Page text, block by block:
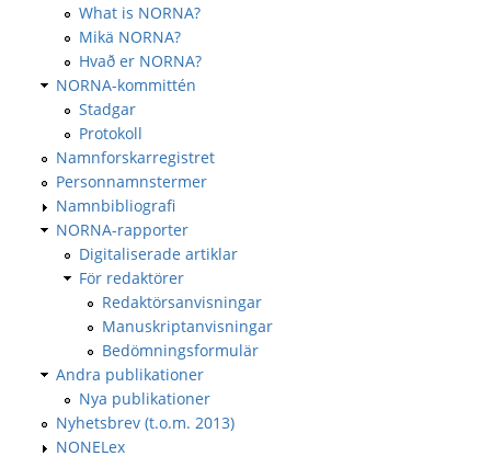
What is NORNA?
Mikä NORNA?
Hvað er NORNA?
NORNA-kommittén
Stadgar
Protokoll
Namnforskarregistret
Personnamnstermer
Namnbibliografi
NORNA-rapporter
Digitaliserade artiklar
För redaktörer
Redaktörsanvisningar
Manuskriptanvisningar
Bedömningsformulär
Andra publikationer
Nya publikationer
Nyhetsbrev (t.o.m. 2013)
NONELex